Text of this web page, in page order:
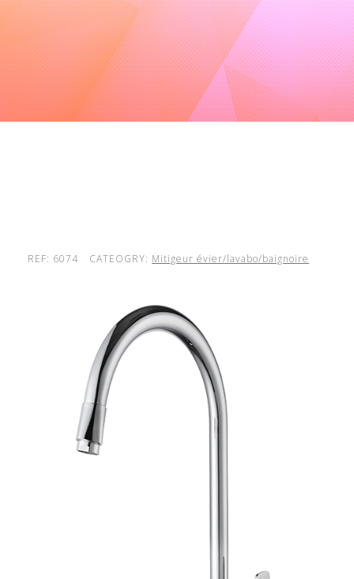
REF: 6074 CATEOGRY: Mitigeur évier/lavabo/baignoire